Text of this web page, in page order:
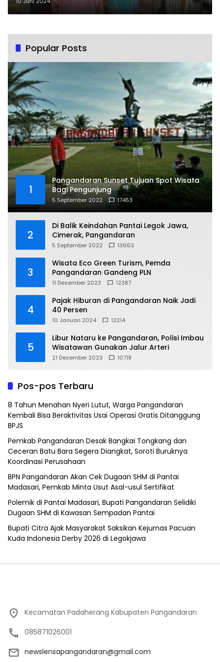
Popular Posts
1
Pangandaran Sunset Tujuan Spot Wisata
Bagi Pengunjung
5 September 2022 17453
2
Di Balik Keindahan Pantai Legok Jawa,
Cimerak, Pangandaran
5 September 2022 13663
3
Wisata Eco Green Turism, Pemda
Pangandaran Gandeng PLN
11 Desember 2023 12387
4
Pajak Hiburan di Pangandaran Naik Jadi
40 Persen
10 Januari 2024 12214
5
Libur Nataru ke Pangandaran, Polisi Imbau
Wisatawan Gunakan Jalur Arteri
21 Desember 2023 10718
Pos-pos Terbaru
8 Tahun Menahan Nyeri Lutut, Warga Pangandaran
Kembali Bisa Beraktivitas Usai Operasi Gratis Ditanggung
BPJS
Pemkab Pangandaran Desak Bangkai Tongkang dan
Ceceran Batu Bara Segera Diangkat, Soroti Buruknya
Koordinasi Perusahaan
BPN Pangandaran Akan Cek Dugaan SHM di Pantai
Madasari, Pemkab Minta Usut Asal-usul Sertifikat
Polemik di Pantai Madasari, Bupati Pangandaran Selidiki
Dugaan SHM di Kawasan Sempadan Pantai
Bupati Citra Ajak Masyarakat Saksikan Kejurnas Pacuan
Kuda Indonesia Derby 2026 di Legokjawa
Kecamatan Padaherang Kabupaten Pangandaran
085871026001
newslensapangandaran@gmail.com